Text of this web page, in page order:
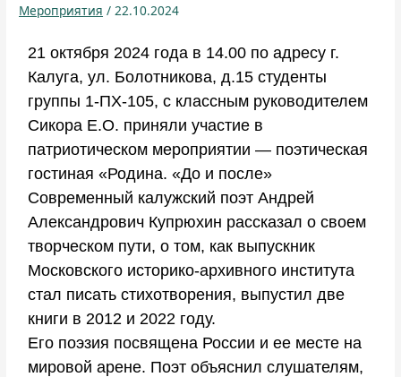
Мероприятия /22.10.2024
21 октября 2024 года в 14.00 по адресу г.
Калуга, ул. Болотникова, д.15 студенты
группы 1-ПХ-105, с классным руководителем
Сикора Е.О. приняли участие в
патриотическом мероприятии — поэтическая
гостиная «Родина. «До и после»
Современный калужский поэт Андрей
Александрович Купрюхин рассказал о своем
творческом пути, о том, как выпускник
Московского историко-архивного института
стал писать стихотворения, выпустил две
книги в 2012 и 2022 году.
Его поэзия посвящена России и ее месте на
мировой арене. Поэт объяснил слушателям,